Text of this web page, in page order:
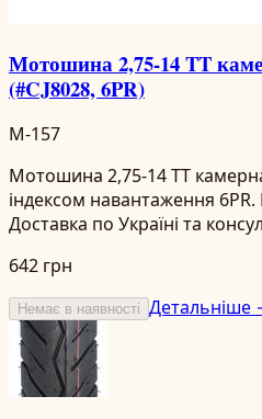
Мотошина 2,75-14 TT
(#CJ8028, 6PR)
M-157
Мотошина 2,75-14 TT
індексом навантаження
Доставка по Україні та
642 грн
Немає в наявності Детальніше